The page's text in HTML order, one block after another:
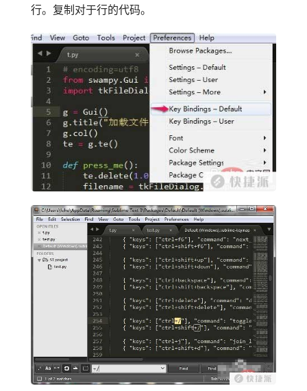
行。复制对于行的代码。